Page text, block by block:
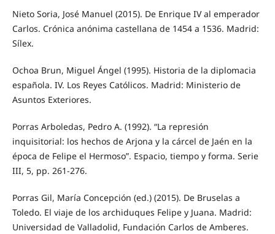
Nieto Soria, José Manuel (2015). De Enrique IV al emperador
Carlos. Crónica anónima castellana de 1454 a 1536. Madrid:
Sílex.
Ochoa Brun, Miguel Ángel (1995). Historia de la diplomacia
española. IV. Los Reyes Católicos. Madrid: Ministerio de
Asuntos Exteriores.
Porras Arboledas, Pedro A. (1992). “La represión
inquisitorial: los hechos de Arjona y la cárcel de Jaén en la
época de Felipe el Hermoso”. Espacio, tiempo y forma. Serie
III, 5, pp. 261-276.
Porras Gil, María Concepción (ed.) (2015). De Bruselas a
Toledo. El viaje de los archiduques Felipe y Juana. Madrid:
Universidad de Valladolid, Fundación Carlos de Amberes.